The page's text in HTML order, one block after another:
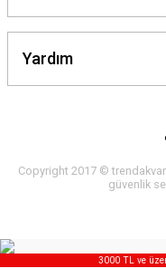
Yardım
Copyright 2017 ©
güvenlik
3000 TL ve